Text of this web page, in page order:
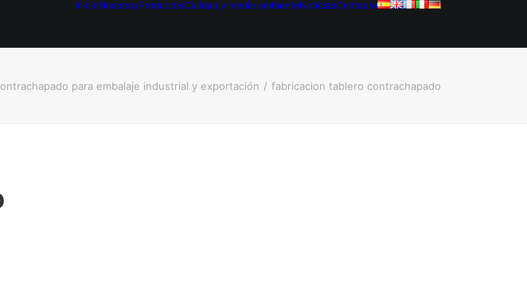
InicioNosotrosProductosCalidad y medio ambienteNoticiasContacto
para embalaje industrial y exportación fabricacion tablero contrachapado